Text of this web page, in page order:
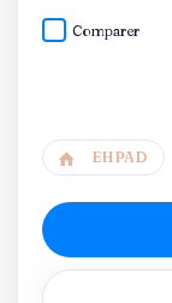
Comparer
EHPAD